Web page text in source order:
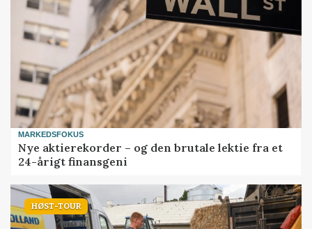
MARKEDSFOKUS
Nye aktierekorder – og den brutale lektie fra et
24-årigt finansgeni
HØST-TOUR